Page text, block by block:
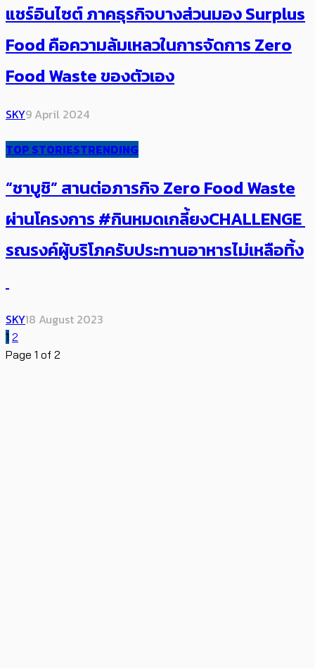
แชร์อินไซต์ ภาคธุรกิจบางส่วนมอง Surplus
Food ​คือความล้มเหลวในการจัดการ Zero
Food Waste ของตัวเอง
SKY9 April 2024
TOP STORIESTRENDING
“ชาบูชิ” สานต่อภารกิจ Zero Food Waste
ผ่านโครงการ #กินหมดเกลี้ยงCHALLENGE ​
รณรงค์ผู้บริโภครับประทานอาหารไม่เหลือทิ้ง
SKY18 August 2023
1 2
Page 1 of 2